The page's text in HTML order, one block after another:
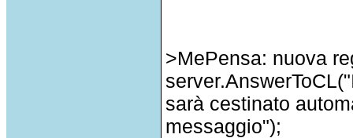
>MePensa: nuova
sarà cestinato
messaggio");